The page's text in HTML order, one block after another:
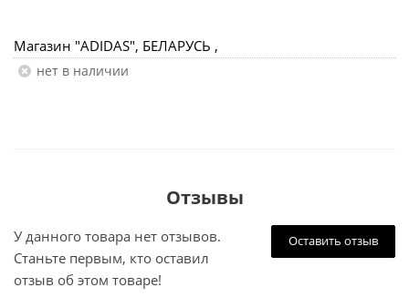
Магазин "ADIDAS", БЕЛАРУСЬ ,
Нет в наличии
Отзывы
Оставить отзыв
У данного товара нет отзывов.
Станьте первым, кто оставил
отзыв об этом товаре!